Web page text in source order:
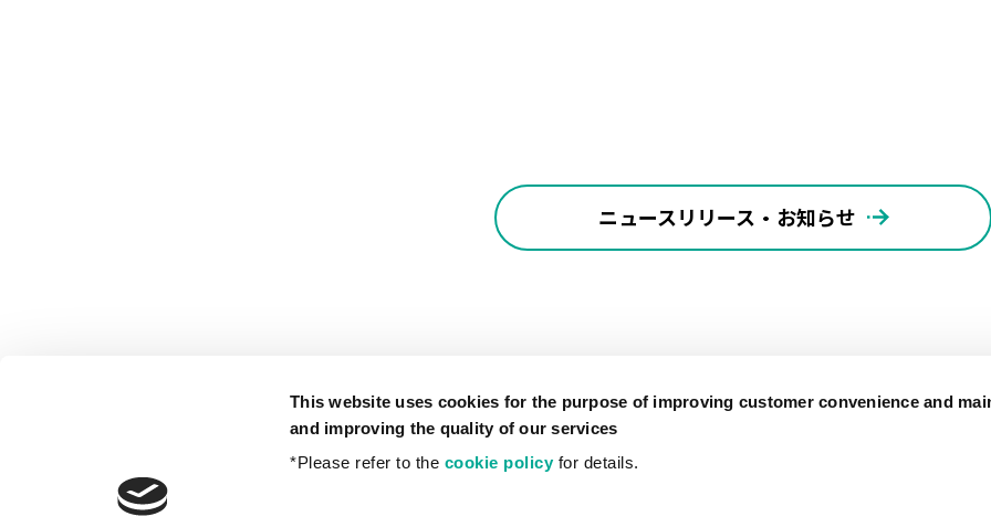
This website uses cookies for the purpose of improving customer convenience and
and improving the quality of our services
*Please refer to the cookie policyfor details.
ニュースリリース・お知らせ
公式SNSアカウント